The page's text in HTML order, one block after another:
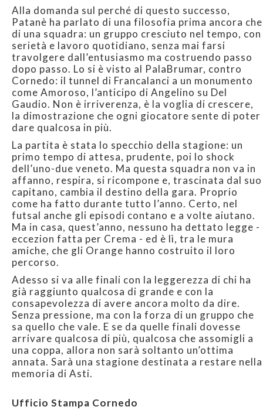
Alla domanda sul perché di questo successo,
Patanè ha parlato di una filosofia prima ancora che
di una squadra: un gruppo cresciuto nel tempo, con
serietà e lavoro quotidiano, senza mai farsi
travolgere dall’entusiasmo ma costruendo passo
dopo passo. Lo si è visto al PalaBrumar, contro
Cornedo: il tunnel di Francalanci a un monumento
come Amoroso, l’anticipo di Angelino su Del
Gaudio. Non è irriverenza, è la voglia di crescere,
la dimostrazione che ogni giocatore sente di poter
dare qualcosa in più.
La partita è stata lo specchio della stagione: un
primo tempo di attesa, prudente, poi lo shock
dell’uno-due veneto. Ma questa squadra non va in
affanno, respira, si ricompone e, trascinata dal suo
capitano, cambia il destino della gara. Proprio
come ha fatto durante tutto l’anno. Certo, nel
futsal anche gli episodi contano e a volte aiutano.
Ma in casa, quest’anno, nessuno ha dettato legge -
eccezion fatta per Crema - ed è lì, tra le mura
amiche, che gli Orange hanno costruito il loro
percorso.
Adesso si va alle finali con la leggerezza di chi ha
già raggiunto qualcosa di grande e con la
consapevolezza di avere ancora molto da dire.
Senza pressione, ma con la forza di un gruppo che
sa quello che vale. E se da quelle finali dovesse
arrivare qualcosa di più, qualcosa che assomigli a
una coppa, allora non sarà soltanto un’ottima
annata. Sarà una stagione destinata a restare nella
memoria di Asti.
Ufficio Stampa Cornedo